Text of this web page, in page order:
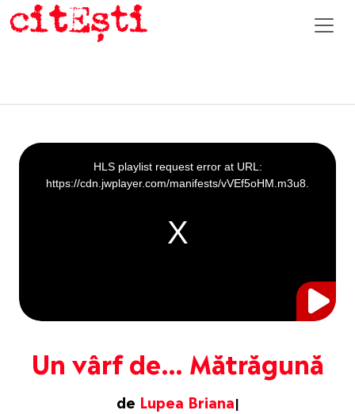
Un vârf de… Mătrăgună
de Lupea Briana
This
is
a
window.
HLS playlist request error at URL:
https://cdn.jwplayer.com/manifests/vVEf5oHM.m3u8.